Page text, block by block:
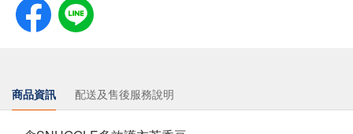
商品資訊 配送及售後服務說明